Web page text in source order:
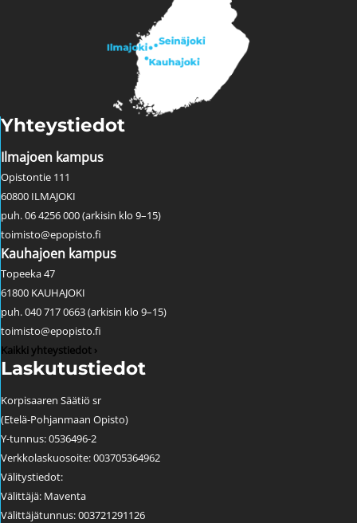
Yhteystiedot
Ilmajoen kampus
Opistontie 111
60800 ILMAJOKI
puh. 06 4256 000 (arkisin klo 9–15)
toimisto@epopisto.fi
Kauhajoen kampus
Topeeka 47
61800 KAUHAJOKI
puh. 040 717 0663 (arkisin klo 9–15)
toimisto@epopisto.fi
Kaikki yhteystiedot ›
Laskutustiedot
Korpisaaren Säätiö sr
(Etelä-Pohjanmaan Opisto)
Y-tunnus: 0536496-2
Verkkolaskuosoite: 003705364962
Välitystiedot:
Välittäjä: Maventa
Välittäjätunnus: 003721291126